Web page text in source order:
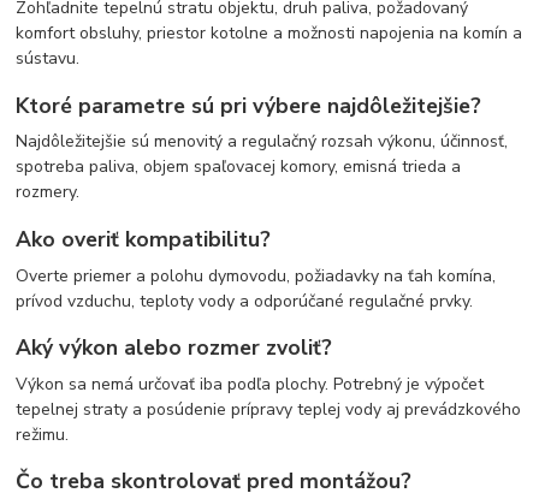
Zohľadnite tepelnú stratu objektu, druh paliva, požadovaný
komfort obsluhy, priestor kotolne a možnosti napojenia na komín a
sústavu.
Ktoré parametre sú pri výbere najdôležitejšie?
Najdôležitejšie sú menovitý a regulačný rozsah výkonu, účinnosť,
spotreba paliva, objem spaľovacej komory, emisná trieda a
rozmery.
Ako overiť kompatibilitu?
Overte priemer a polohu dymovodu, požiadavky na ťah komína,
prívod vzduchu, teploty vody a odporúčané regulačné prvky.
Aký výkon alebo rozmer zvoliť?
Výkon sa nemá určovať iba podľa plochy. Potrebný je výpočet
tepelnej straty a posúdenie prípravy teplej vody aj prevádzkového
režimu.
Čo treba skontrolovať pred montážou?